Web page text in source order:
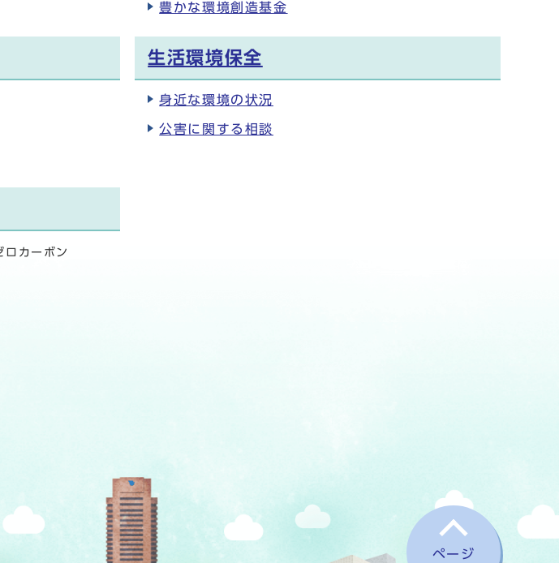
豊かな環境創造基金
生活環境保全
身近な環境の状況
公害に関する相談
カーボン
ページ